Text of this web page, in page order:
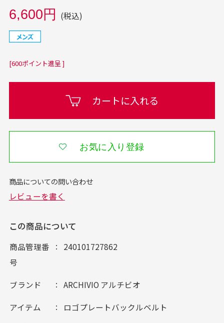
6,600円 (税込)
[600ポイント進呈 ]
カートに入れる
お気に入り登録
この商品について
商品管理番
号
240101727862
ブランド ARCHIVIO アルチビオ
アイテム ロゴプレートバックルベルト